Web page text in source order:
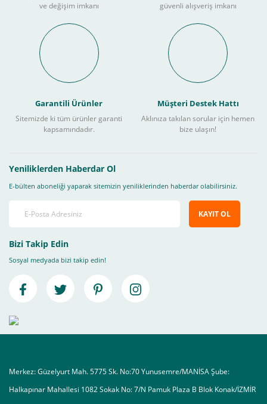
ve değişim imkanı
güvenli alışveriş imkanı
Garantili Ürünler
Sitemizde ki tüm ürünler garanti
kapsamındadır.
Müşteri Destek Hattı
Aklınıza takılan sorular için hemen
bize ulaşın!
Yeniliklerden Haberdar Ol
E-bülten aboneliği yaparak sitemizin yeniliklerinden haberdar olabilirsiniz.
KAYIT OL
Bizi Takip Edin
Sosyal medyada bizi takip edin!
Merkez: Güzelyurt Mah. 5775 Sk. No:70 Yunusemre/MANİSA Şube:
Halkapınar Mahallesi 1082 Sokak No: 7/N Pamuk Plaza B Blok Konak/İZMİR